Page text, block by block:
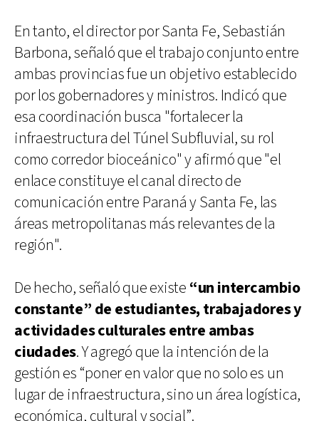
En tanto, el director por Santa Fe, Sebastián
Barbona, señaló que el trabajo conjunto entre
ambas provincias fue un objetivo establecido
por los gobernadores y ministros. Indicó que
esa coordinación busca "fortalecer la
infraestructura del Túnel Subfluvial, su rol
como corredor bioceánico" y afirmó que "el
enlace constituye el canal directo de
comunicación entre Paraná y Santa Fe, las
áreas metropolitanas más relevantes de la
región".
De hecho, señaló que existe “un intercambio
constante” de estudiantes, trabajadores y
actividades culturales entre ambas
ciudades. Y agregó que la intención de la
gestión es “poner en valor que no solo es un
lugar de infraestructura, sino un área logística,
económica, cultural y social”.